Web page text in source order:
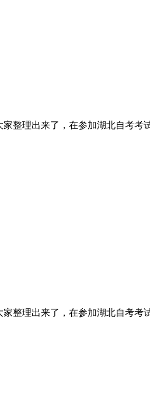
整理出来了，在参加湖北自考
整理出来了，在参加湖北自考